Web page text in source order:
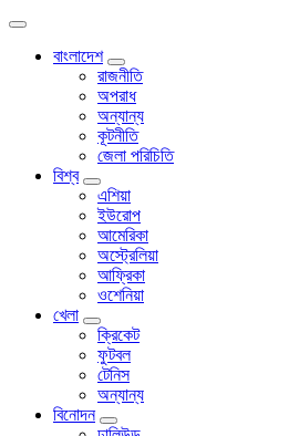
বাংলাদেশ
রাজনীতি
অপরাধ
অন্যান্য
কূটনীতি
জেলা পরিচিতি
বিশ্ব
এশিয়া
ইউরোপ
আমেরিকা
অস্ট্রেলিয়া
আফ্রিকা
ওশেনিয়া
খেলা
ক্রিকেট
ফুটবল
টেনিস
অন্যান্য
বিনোদন